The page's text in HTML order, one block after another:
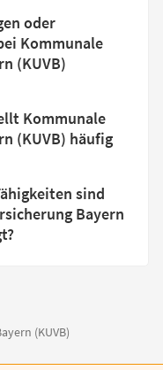
oder
Kommunale
(KUVB)
Kommunale
(KUVB) häufig
sind
Bayern
(KUVB)